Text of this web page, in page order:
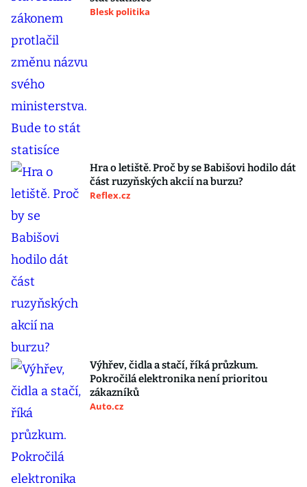
Blesk politika
Hra o letiště. Proč by se Babišovi hodilo dát
část ruzyňských akcií na burzu?
Reflex.cz
Výhřev, čidla a stačí, říká průzkum.
Pokročilá elektronika není prioritou
zákazníků
Auto.cz